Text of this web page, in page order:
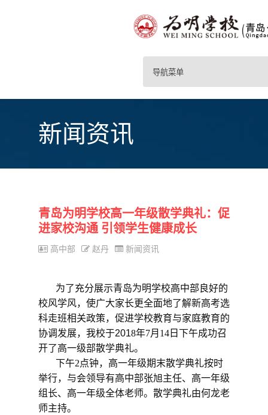
导航菜单
新闻资讯
青岛为明学校高一年级散学典礼：促
进家校沟通 引领学生健康成长
高中部 赵丹 新闻资讯
为了充分展示青岛为明学校高中部良好的
校风学风，使广大家长更全面地了解新高考选
科走班相关政策，促进学校教育与家庭教育的
协调发展，我校于2018年7月 14 日 下午成功召
开了高一级部散学典礼。
下午2点钟，高一年级期末散学典礼按时
举行，与会领导有高中部张旭主任、 高一年级
组长、 高一年级全体老师。散学典礼由何龙老
师主持。